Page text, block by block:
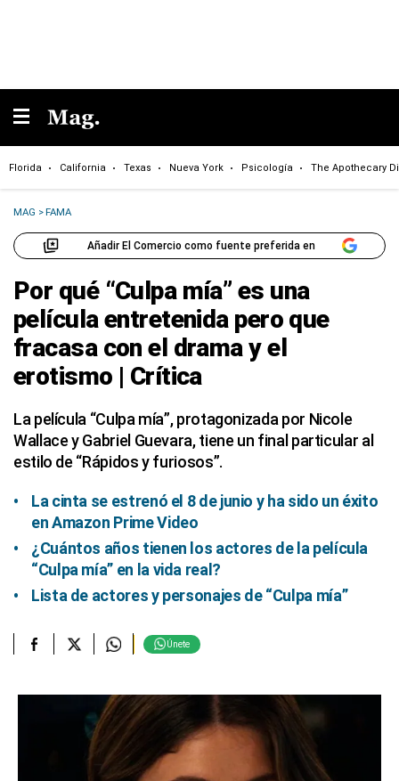
Florida California Texas Nueva York Psicología The Apothecary
MAG >FAMA
Añadir El Comercio como fuente preferida en
Por qué “Culpa mía” es una
película entretenida pero que
fracasa con el drama y el
erotismo | Crítica
La película “Culpa mía”, protagonizada por Nicole
Wallace y Gabriel Guevara, tiene un final particular al
estilo de “Rápidos y furiosos”.
La cinta se estrenó el 8 de junio y ha sido un éxito
en Amazon Prime Video
¿Cuántos años tienen los actores de la película
“Culpa mía” en la vida real?
Lista de actores y personajes de “Culpa mía”
Únete